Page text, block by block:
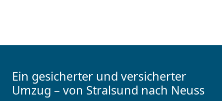
Ein gesicherter und versicherter
Umzug – von Stralsund nach Neuss